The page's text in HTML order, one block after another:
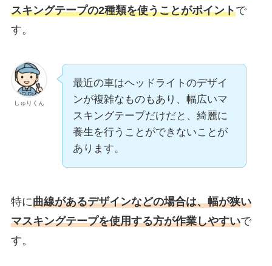
スキングテープの2種類を使うことがポイントで
す。
しゅりくん
最近の車はヘッドライトのデザイ
ンが複雑なものもあり、幅広いマ
スキングテープだけだと、綺麗に
養生を行うことができないことが
あります。
特に曲線があるデザインなどの場合は、幅が狭い
マスキングテープを使用する方が作業しやすいで
す。